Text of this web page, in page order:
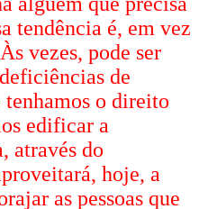
tendência é, em vez
vezes, pode ser
de
tenhamos o direito
edificar a
através do
hoje, a
as pessoas que